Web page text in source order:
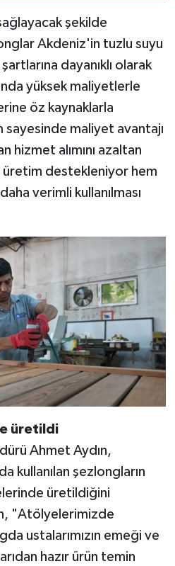
şekilde
Akdeniz'in tuzlu suyu
dayanıklı olarak
yüksek maliyetlerle
öz kaynaklarla
maliyet avantajı
hizmet alımını azaltan
üretim destekleniyor hem
verimli kullanılması
üretildi
Ahmet Aydın,
kullanılan şezlongların
üretildiğini
"Atölyelerimizde
ustalarımızın emeği ve
hazır ürün temin